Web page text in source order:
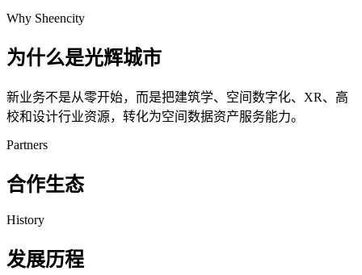
Why Sheencity
为什么是光辉城市
新业务不是从零开始，而是把建筑学、空间数字化、XR、高
校和设计行业资源，转化为空间数据资产服务能力。
Partners
合作生态
History
发展历程